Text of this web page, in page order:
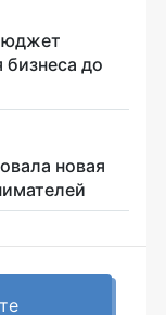
до
новая